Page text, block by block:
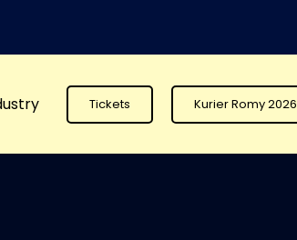
Tickets Kurier Romy 2026